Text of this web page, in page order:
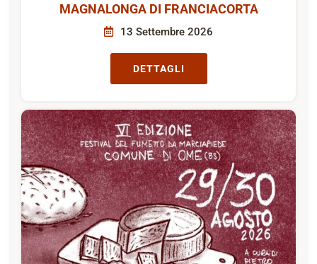
MAGNALONGA DI FRANCIACORTA
13 Settembre 2026
DETTAGLI